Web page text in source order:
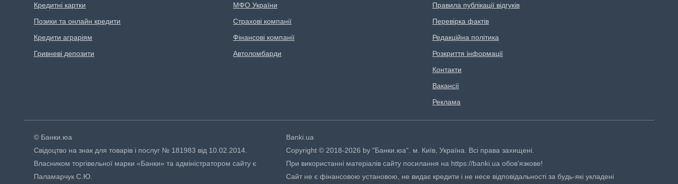
Кредитні картки
Позики та онлайн кредити
Кредити аграріям
Гривневі депозити
МФО України
Страхові компанії
Фінансові компанії
Автоломбарди
Правила публікації відгуків
Перевірка фактів
Редакційна політика
Розкриття інформації
Контакти
Вакансії
Реклама
© Банки.юа
Свідоцтво на знак для товарів і послуг № 181983 від 10.02.2014.
Власником торгівельної марки «Банки» та адміністратором сайту є
Паламарчук С.Ю.
Banki.ua
Copyright © 2018-2026 by "Банки.юа". м. Київ, Україна. Всі права захищені.
При використанні матеріалів сайту посилання на https://banki.ua обов'язкове!
Сайт не є фінансовою установою, не видає кредити і не несе відповідальності за будь-які укладені